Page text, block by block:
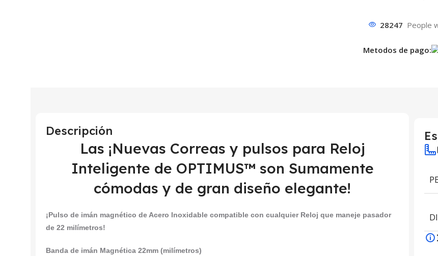
28247 People
Metodos de pago:
Descripción
Las ¡Nuevas Correas y pulsos para Reloj
Inteligente de OPTIMUS™ son Sumamente
cómodas y de gran diseño elegante!
¡Pulso de imán magnético de Acero Inoxidable compatible con cualquier Reloj que maneje pasador
de 22 milímetros!
Banda de imán Magnética 22mm (milímetros)